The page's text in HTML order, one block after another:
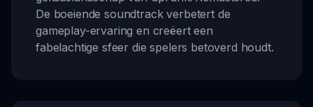
De boeiende soundtrack verbetert de
gameplay-ervaring en creëert een
fabelachtige sfeer die spelers betoverd houdt.